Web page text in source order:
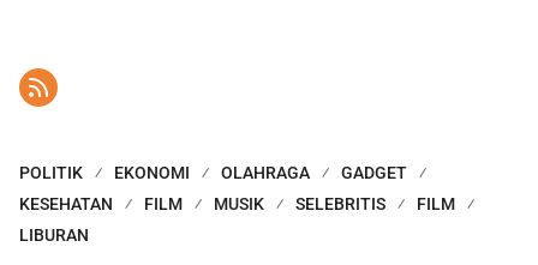
POLITIK EKONOMI OLAHRAGA
GADGET
KESEHATAN
FILM MUSIK SELEBRITIS
FILM
LIBURAN